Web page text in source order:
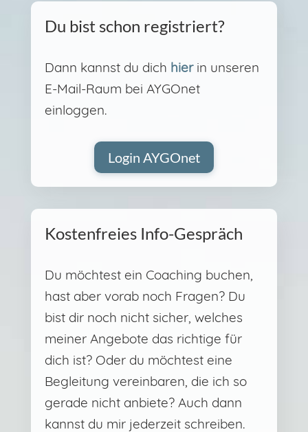
Du bist schon registriert?
Dann kannst du dich hierin unseren
E-Mail-Raum bei AYGOnet
einloggen.
Login AYGOnet
Kostenfreies Info-Gespräch
Du möchtest ein Coaching buchen,
hast aber vorab noch Fragen? Du
bist dir noch nicht sicher, welches
meiner Angebote das richtige für
dich ist? Oder du möchtest eine
Begleitung vereinbaren, die ich so
gerade nicht anbiete? Auch dann
kannst du mir jederzeit schreiben.